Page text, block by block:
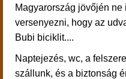
Magyarország jövőjén
versenyezni, hogy az
Bubi biciklit....
Naptejezés, wc, a
szállunk, és a biztonság